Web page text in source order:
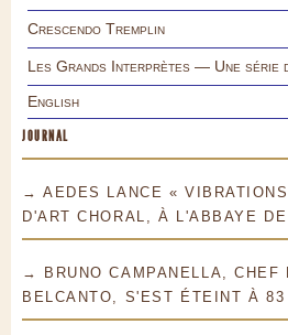
Crescendo Tremplin
Les Grands Interprètes — Une série
English
JOURNAL
→ AEDES LANCE «
D'ART CHORAL, À L'ABBAYE
→ BRUNO CAMPANELLA, CHEF
BELCANTO, S'EST ÉTEINT À 83